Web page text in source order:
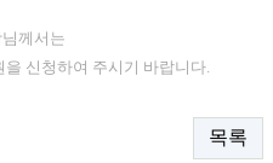
께서는
신청하여 주시기 바랍니다.
목록